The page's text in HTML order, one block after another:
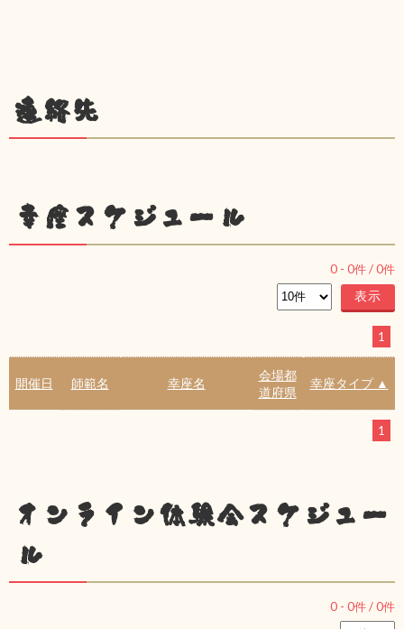
連絡先
幸座スケジュール
0 - 0件 /0件
1
開催日 師範名 幸座名
会場都
道府県
幸座タイプ ▲
1
オンライン体験会スケジュー
ル
0 - 0件 /0件